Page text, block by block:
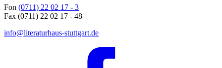
Fon (0711) 22 02 17 - 3
Fax (0711) 22 02 17 - 48
info@literaturhaus-stuttgart.de